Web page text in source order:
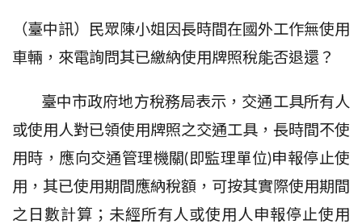
（臺中訊）民眾陳小姐因長時間在國外工作無使用
車輛，來電詢問其已繳納使用牌照稅能否退還？
臺中市政府地方稅務局表示，交通工具所有人
或使用人對已領使用牌照之交通工具，長時間不使
用時，應向交通管理機關(即監理單位)申報停止使
用，其已使用期間應納稅額，可按其實際使用期間
之日數計算；未經所有人或使用人申報停止使用